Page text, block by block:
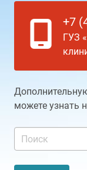
+7
ГУЗ
можете узнать